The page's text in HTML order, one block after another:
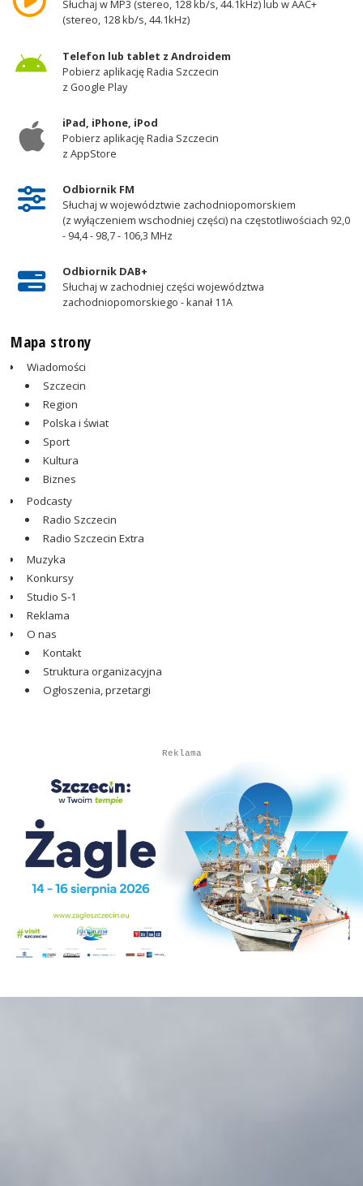
Słuchaj w MP3 (stereo, 128 kb/s, 44.1kHz) lub w AAC+
(stereo, 128 kb/s, 44.1kHz)
Telefon lub tablet z Androidem
Pobierz aplikację Radia Szczecin
z Google Play
iPad, iPhone, iPod
Pobierz aplikację Radia Szczecin
z AppStore
Odbiornik FM
Słuchaj w województwie zachodniopomorskiem
(z wyłączeniem wschodniej części) na częstotliwościach 92,0
- 94,4 - 98,7 - 106,3 MHz
Odbiornik DAB+
Słuchaj w zachodniej części województwa
zachodniopomorskiego - kanał 11A
Mapa strony
Wiadomości
Szczecin
Region
Polska i świat
Sport
Kultura
Biznes
Podcasty
Radio Szczecin
Radio Szczecin Extra
Muzyka
Konkursy
Studio S-1
Reklama
O nas
Kontakt
Struktura organizacyjna
Ogłoszenia, przetargi
Reklama
Autopromocja
Autopromocja